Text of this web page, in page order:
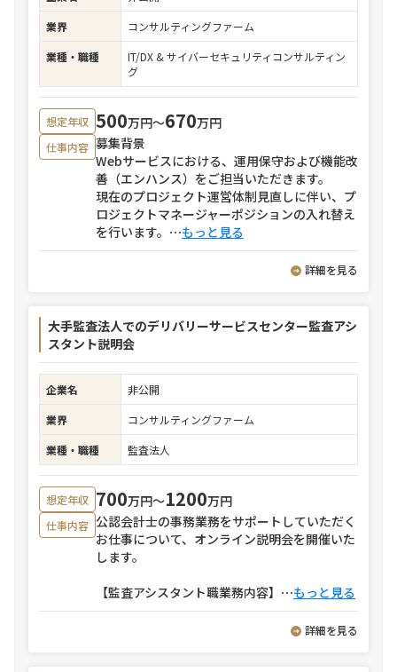
業界
コンサルティングファーム
業種・職種
IT/DX & サイバーセキュリティコンサルティン
グ
想定年収 500万円〜670万円
仕事内容 募集背景
Webサービスにおける、運用保守および機能改
善（エンハンス）をご担当いただきます。
現在のプロジェクト運営体制見直しに伴い、プ
ロジェクトマネージャーポジションの入れ替え
を行います。 ⋯もっと見る
詳細を見る
大手監査法人でのデリバリーサービスセンター監査アシ
スタント説明会
企業名
非公開
業界
コンサルティングファーム
業種・職種
監査法人
想定年収 700万円〜1200万円
仕事内容 公認会計士の事務業務をサポートしていただく
お仕事について、オンライン説明会を開催いた
します。
【監査アシスタント職業務内容】 ⋯もっと見る
詳細を見る